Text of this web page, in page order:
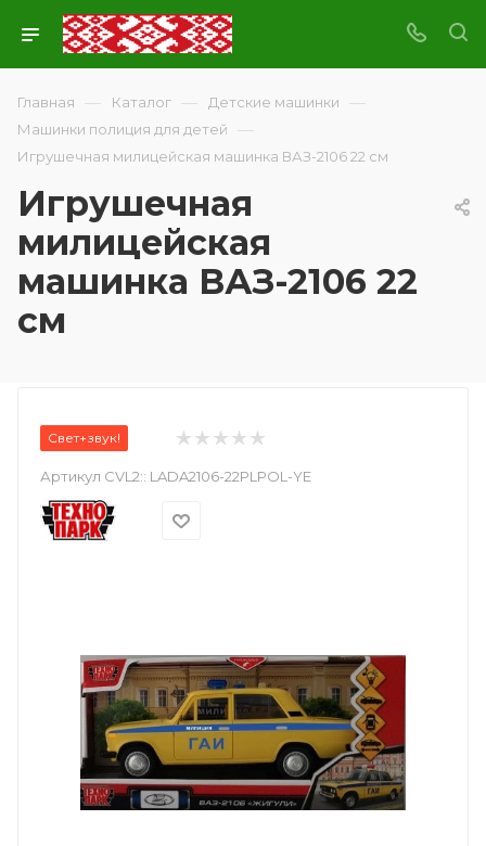
Главная — Каталог — Детские машинки —
Машинки полиция для детей —
Игрушечная милицейская машинка ВАЗ-2106 22 см
Игрушечная
милицейская
машинка ВАЗ-2106 22
см
Свет+звук!
Артикул CVL2:: LADA2106-22PLPOL-YE